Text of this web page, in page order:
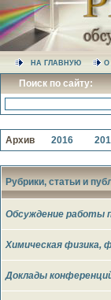
НА ГЛАВНУЮ О
Поиск по сайту:
Архив 2016
Рубрики, статьи и
Обсуждение работы
Химическая физика,
Доклады